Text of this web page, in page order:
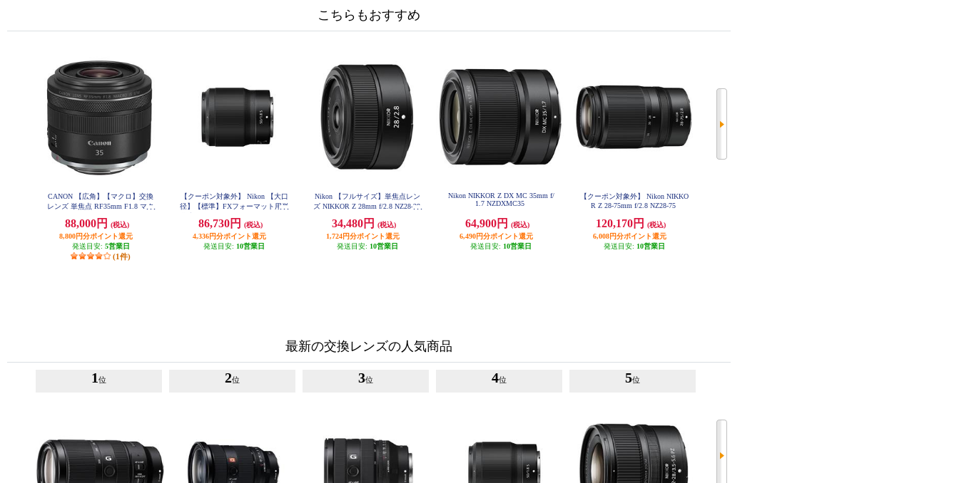
こちらもおすすめ
CANON 【広角】【マクロ】交換
レンズ 単焦点 RF35mm F1.8 マク
88,000円
(税込)
8,800円分ポイント還元
発送目安: 5営業日
(1件)
【クーポン対象外】 Nikon 【大口
径】【標準】FXフォーマット用単
S NZ50F1.8S NZ50F18S
86,730円
(税込)
4,336円分ポイント還元
発送目安: 10営業日
Nikon 【フルサイズ】単焦点レン
ズ NIKKOR Z 28mm f/2.8 NZ28-28
34,480円
(税込)
1,724円分ポイント還元
発送目安: 10営業日
Nikon NIKKOR Z DX MC 35mm f/
1.7 NZDXMC35
64,900円
(税込)
6,490円分ポイント還元
発送目安: 10営業日
【クーポン対象外】 Nikon NIKKO
R Z 28-75mm f/2.8 NZ28-75
120,170円
(税込)
6,008円分ポイント還元
発送目安: 10営業日
最新の交換レンズの人気商品
1 位 2位 3位 4位 5位